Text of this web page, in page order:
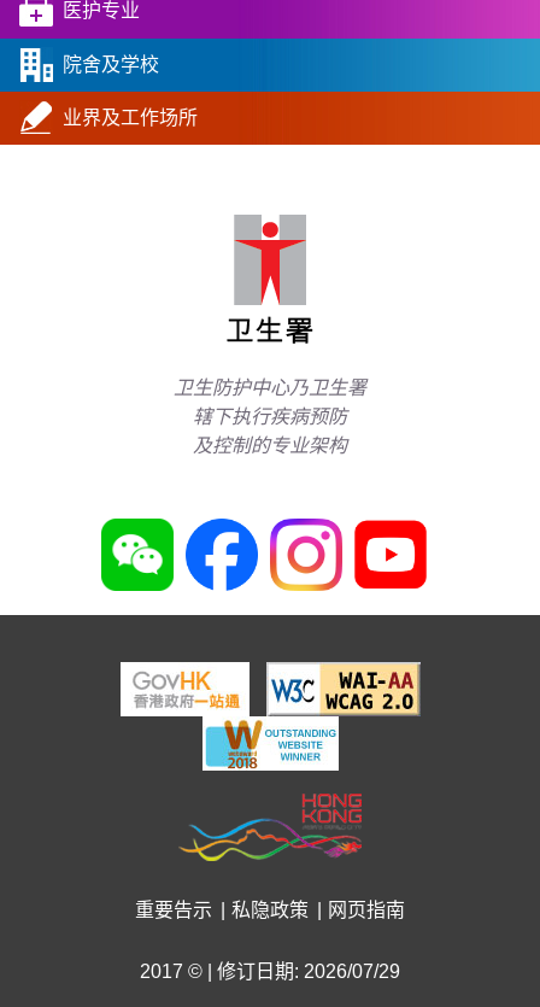
医护专业
院舍及学校
业界及工作场所
卫生防护中心乃卫生署
辖下执行疾病预防
及控制的专业架构
重要告示 私隐政策 网页指南
2017 © | 修订日期: 2026/07/29